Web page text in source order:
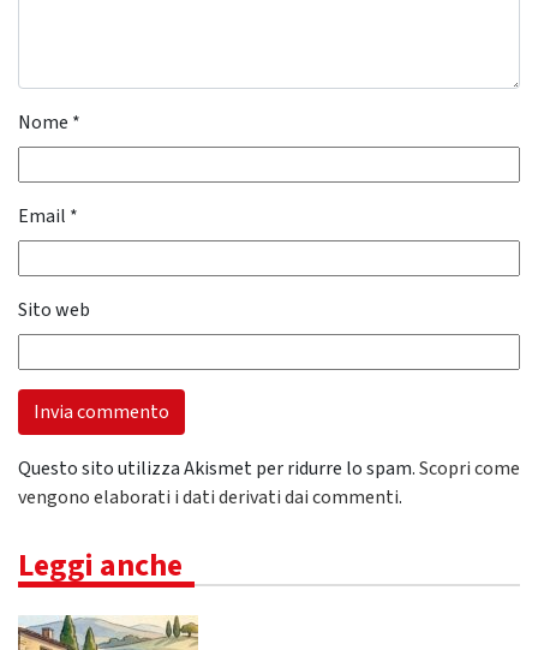
Nome *
Email *
Sito web
Questo sito utilizza Akismet per ridurre lo spam.Scopri come
vengono elaborati i dati derivati dai commenti.
Leggi anche